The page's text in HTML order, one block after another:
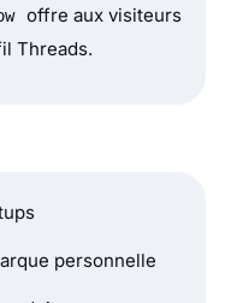
ciblée
Posts Slider.